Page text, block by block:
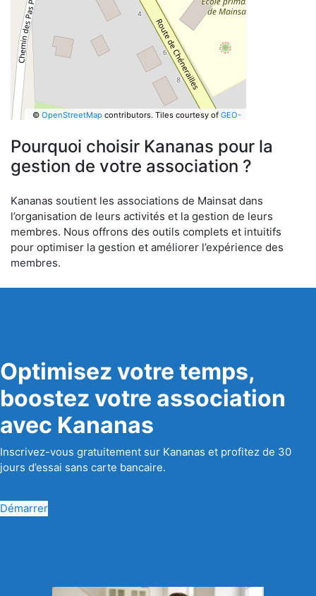
© OpenStreetMapcontributors. Tiles courtesy ofGEO-
Pourquoi choisir Kananas pour la
gestion de votre association ?
Kananas soutient les associations de Mainsat dans
l’organisation de leurs activités et la gestion de leurs
membres. Nous offrons des outils complets et intuitifs
pour optimiser la gestion et améliorer l’expérience des
membres.
Optimisez votre temps,
boostez votre association
avec Kananas
Inscrivez-vous gratuitement sur Kananas et profitez de 30
jours d’essai sans carte bancaire.
Démarrer